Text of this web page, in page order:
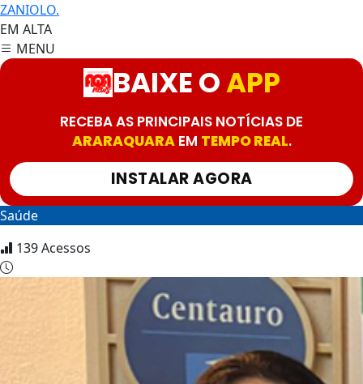
ZANIOLO.
EM ALTA
MENU
BAIXE OAPP
RECEBA AS PRINCIPAIS NOTÍCIAS DE
ARARAQUARAEM TEMPO REAL.
INSTALAR AGORA
Saúde
139Acessos